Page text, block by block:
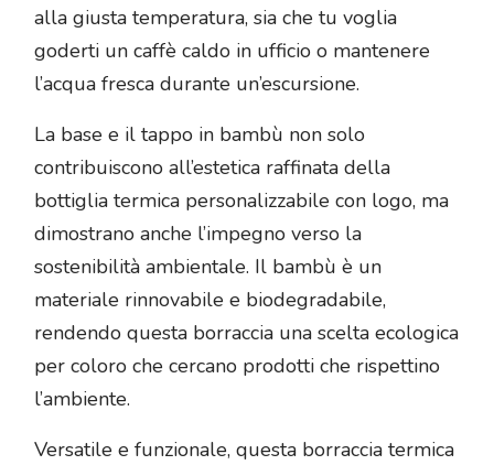
alla giusta temperatura, sia che tu voglia
goderti un caffè caldo in ufficio o mantenere
l’acqua fresca durante un’escursione.
La base e il tappo in bambù non solo
contribuiscono all’estetica raffinata della
bottiglia termica personalizzabile con logo, ma
dimostrano anche l’impegno verso la
sostenibilità ambientale. Il bambù è un
materiale rinnovabile e biodegradabile,
rendendo questa borraccia una scelta ecologica
per coloro che cercano prodotti che rispettino
l’ambiente.
Versatile e funzionale, questa borraccia termica